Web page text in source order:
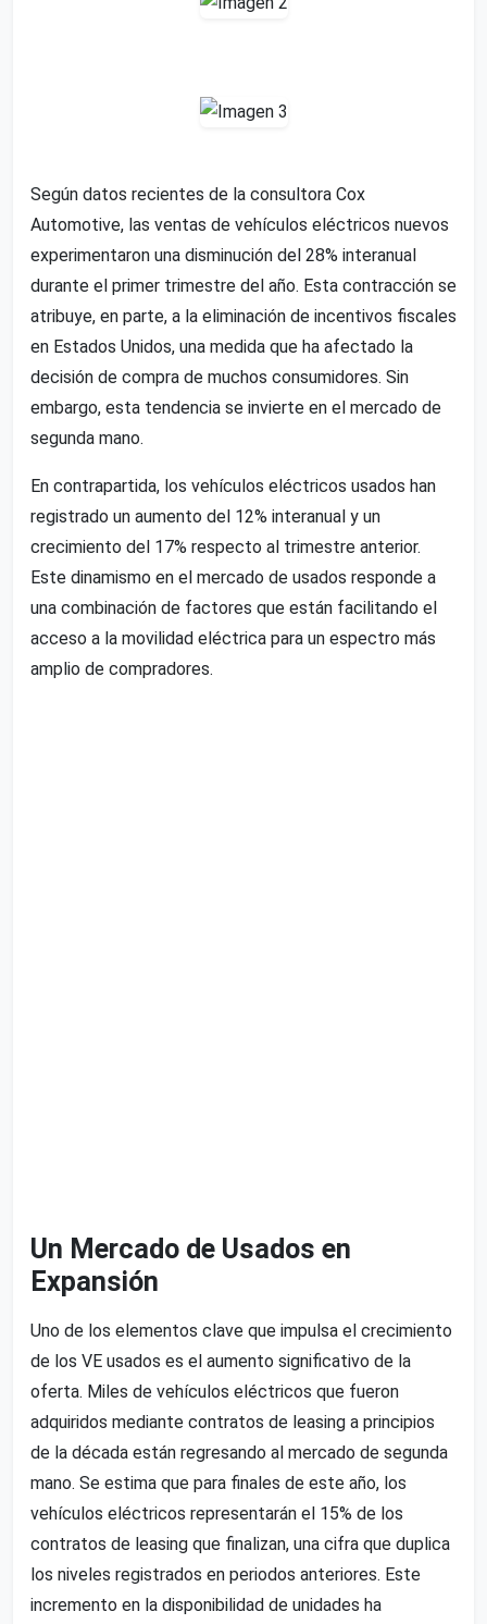
Según datos recientes de la consultora Cox
Automotive, las ventas de vehículos eléctricos nuevos
experimentaron una disminución del 28% interanual
durante el primer trimestre del año. Esta contracción se
atribuye, en parte, a la eliminación de incentivos fiscales
en Estados Unidos, una medida que ha afectado la
decisión de compra de muchos consumidores. Sin
embargo, esta tendencia se invierte en el mercado de
segunda mano.
En contrapartida, los vehículos eléctricos usados han
registrado un aumento del 12% interanual y un
crecimiento del 17% respecto al trimestre anterior.
Este dinamismo en el mercado de usados responde a
una combinación de factores que están facilitando el
acceso a la movilidad eléctrica para un espectro más
amplio de compradores.
Un Mercado de Usados en
Expansión
Uno de los elementos clave que impulsa el crecimiento
de los VE usados es el aumento significativo de la
oferta. Miles de vehículos eléctricos que fueron
adquiridos mediante contratos de leasing a principios
de la década están regresando al mercado de segunda
mano. Se estima que para finales de este año, los
vehículos eléctricos representarán el 15% de los
contratos de leasing que finalizan, una cifra que duplica
los niveles registrados en periodos anteriores. Este
incremento en la disponibilidad de unidades ha